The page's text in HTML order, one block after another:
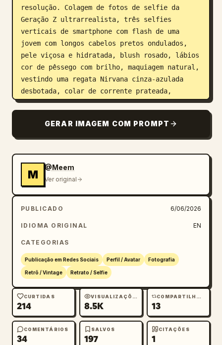
resolução. Colagem de fotos de selfie da
Geração Z ultrarrealista, três selfies
verticais de smartphone com flash de uma
jovem com longos cabelos pretos ondulados,
pele viçosa e hidratada, blush rosado, lábios
cor de pêssego com brilho, maquiagem natural,
vestindo uma regata Nirvana cinza-azulada
desbotada, colar de corrente prateada,
esmalte preto com nail art, posando com a mão
língua de fora e expressão sorridente
calorosa. Fotografia com flash frontal
sombras de alto contraste, estética casual de
Instagram, detalhes faciais nítidos,
profundidade de campo rasa, vibe Y2K, textura
de pele suave, fotorrealista, lente de 35mm,
alta resolução.
GERAR IMAGEM COM PROMPT
M
@Meem
Ver original
PUBLICADO 6/06/2026
IDIOMA ORIGINAL EN
CATEGORIAS
Publicação em Redes Sociais Perfil / Avatar Fotografia
Retrô / Vintage Retrato / Selfie
CURTIDAS
214
VISUALIZAÇÕES
8.5K
COMPARTILHAMENTOS
13
COMENTÁRIOS
34
SALVOS
197
CITAÇÕES
1